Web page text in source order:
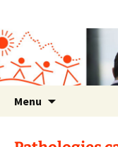
Rhône Alpes
Un environnement
la santé de tous
Menu